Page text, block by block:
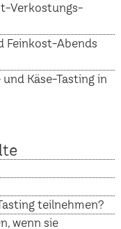
Verkostungs-
Feinkost-Abends
Käse-Tasting in
teilnehmen?
wenn sie